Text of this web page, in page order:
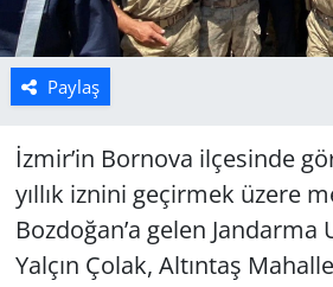
Paylaş
İzmir’in Bornova ilçesinde
yıllık iznini geçirmek üzere
Bozdoğan’a gelen Jandarma
Yalçın Çolak, Altıntaş